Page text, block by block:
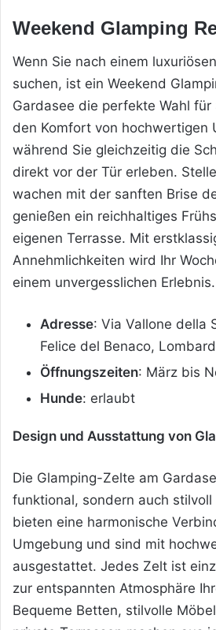
Weekend Glamping
Wenn Sie nach einem
suchen, ist ein Weekend
Gardasee die perfekte Wahl für
den Komfort von hochwertigen
während Sie gleichzeitig die
direkt vor der Tür erleben.
wachen mit der sanften Brise
genießen ein reichhaltiges
eigenen Terrasse. Mit
Annehmlichkeiten wird Ihr
einem unvergesslichen Erlebnis.
Adresse: Via Vallone della
Felice del Benaco,
Öffnungszeiten: März bis
Hunde: erlaubt
Design und Ausstattung von
Die Glamping-Zelte am
funktional, sondern auch
bieten eine harmonische
Umgebung und sind mit
ausgestattet. Jedes Zelt ist
zur entspannten Atmosphäre
Bequeme Betten, stilvolle